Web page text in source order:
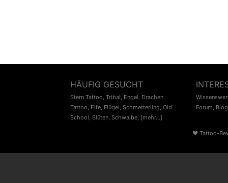
HÄUFIG GESUCHT
Stern Tattoo, Tribal, Engel, Drachen
Tattoo, Elfe, Flügel, Schmetterling, Old
School, Blüten, Schwalbe, [mehr...]
Forum, Blog
♥ Tattoo-